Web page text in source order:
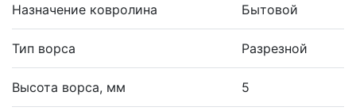
Назначение ковролина Бытовой
Тип ворса Разрезной
Высота ворса, мм 5